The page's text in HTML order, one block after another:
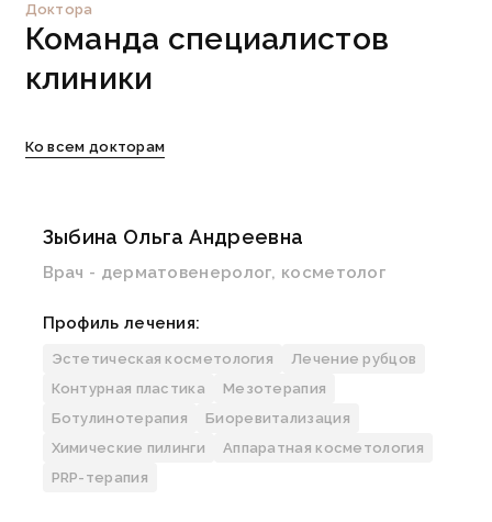
Доктора
Команда специалистов
клиники
Ко всем докторам
Зыбина Ольга Андреевна
Врач - дерматовенеролог, косметолог
Профиль лечения:
Эстетическая косметология
Лечение рубцов
Контурная пластика
Мезотерапия
Ботулинотерапия
Биоревитализация
Химические пилинги
Аппаратная косметология
PRP-терапия